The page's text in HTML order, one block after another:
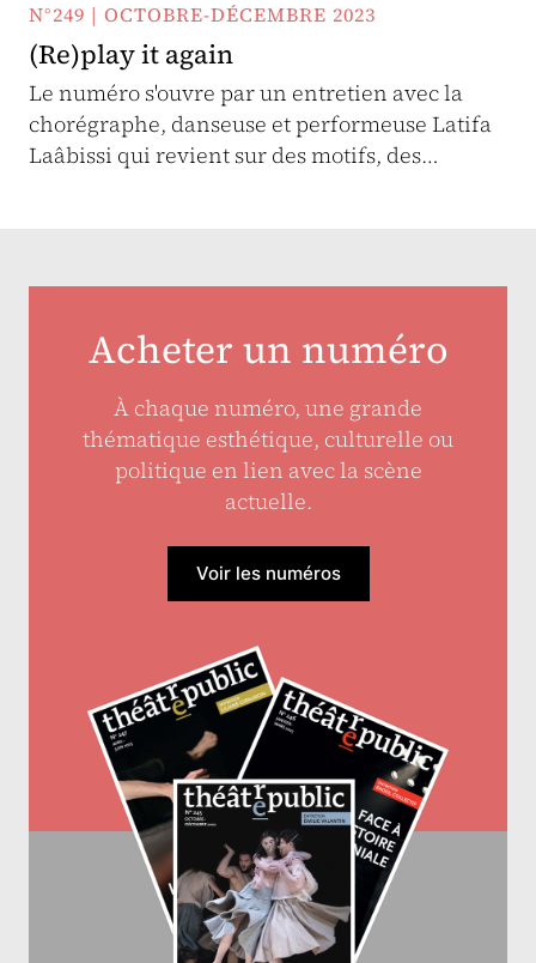
N°249 | OCTOBRE-DÉCEMBRE 2023
(Re)play it again
Le numéro s'ouvre par un entretien avec la
chorégraphe, danseuse et performeuse Latifa
Laâbissi qui revient sur des motifs, des…
Acheter un numéro
À chaque numéro, une grande
thématique esthétique, culturelle ou
politique en lien avec la scène
actuelle.
Voir les numéros